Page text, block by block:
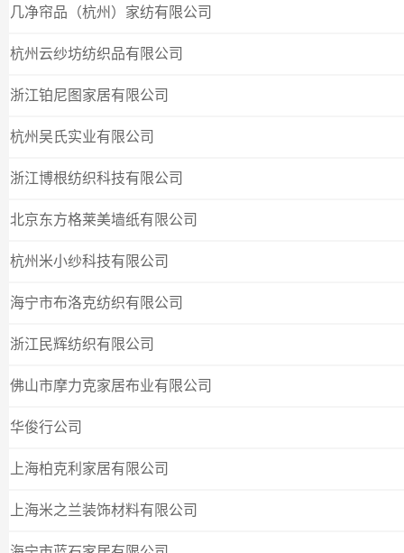
几净帘品（杭州）家纺有限公司
杭州云纱坊纺织品有限公司
浙江铂尼图家居有限公司
杭州吴氏实业有限公司
浙江博根纺织科技有限公司
北京东方格莱美墙纸有限公司
杭州米小纱科技有限公司
海宁市布洛克纺织有限公司
浙江民辉纺织有限公司
佛山市摩力克家居布业有限公司
华俊行公司
上海柏克利家居有限公司
上海米之兰装饰材料有限公司